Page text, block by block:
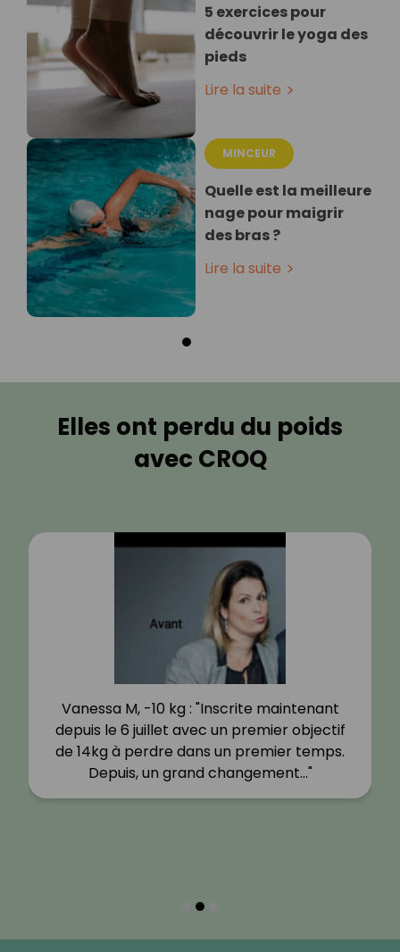
5 exercices pour
découvrir le yoga des
pieds
Lire la suite
MINCEUR
Quelle est la meilleure
nage pour maigrir
des bras ?
Lire la suite
Elles ont perdu du poids
avec CROQ
Vanessa M, -10 kg : "Inscrite maintenant
depuis le 6 juillet avec un premier objectif
de 14kg à perdre dans un premier temps.
Depuis, un grand changement…"